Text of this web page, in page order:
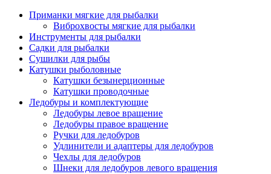
Приманки мягкие для рыбалки
Виброхвосты мягкие для рыбалки
Инструменты для рыбалки
Садки для рыбалки
Сушилки для рыбы
Катушки рыболовные
Катушки безынерционные
Катушки проводочные
Ледобуры и комплектующие
Ледобуры левое вращение
Ледобуры правое вращение
Ручки для ледобуров
Удлинители и адаптеры для ледобуров
Чехлы для ледобуров
Шнеки для ледобуров левого вращения